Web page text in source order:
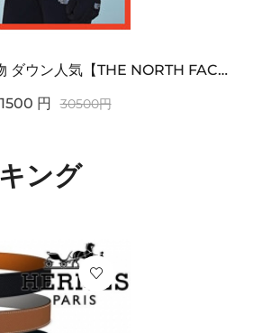
ノースフェイス 偽物 ダウン人気【THE NORTH FACE】M'S 7 SUMMIT HIM...
円 30500円
ング